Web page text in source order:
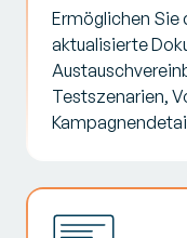
Ermöglichen
aktualisierte
Testszenarien,